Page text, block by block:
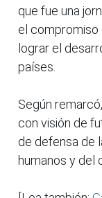
que fue una
el compromiso
lograr el
países.
Según
con visión de
de defensa de
humanos y del